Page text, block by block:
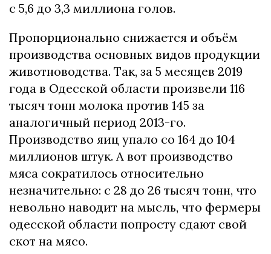
с 5,6 до 3,3 миллиона голов.
Пропорционально снижается и объём
производства основных видов продукции
животноводства. Так, за 5 месяцев 2019
года в Одесской области произвели 116
тысяч тонн молока против 145 за
аналогичный период 2013-го.
Производство яиц упало со 164 до 104
миллионов штук. А вот производство
мяса сократилось относительно
незначительно: с 28 до 26 тысяч тонн, что
невольно наводит на мысль, что фермеры
одесской области попросту сдают свой
скот на мясо.